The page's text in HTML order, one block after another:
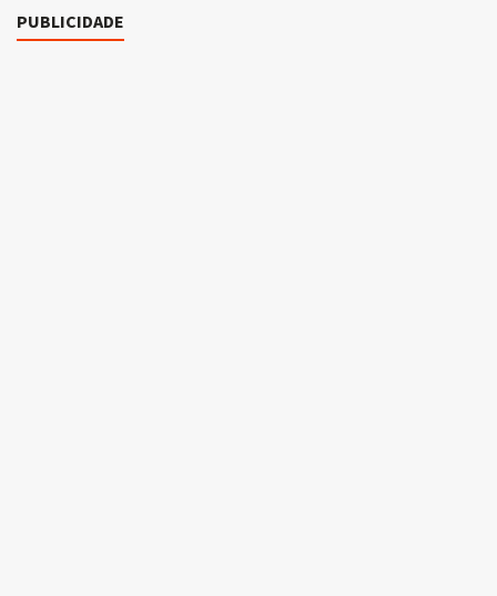
PUBLICIDADE